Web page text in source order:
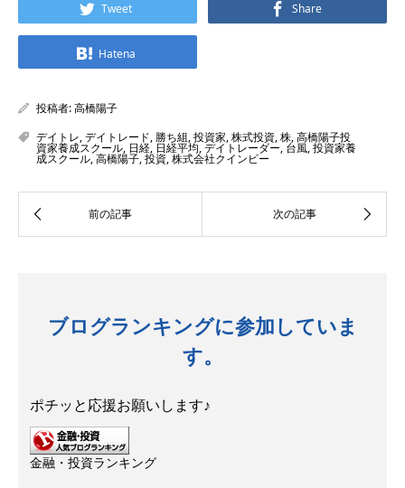
Tweet Share
Hatena
投稿者:高橋陽子
デイトレ,デイトレード, 勝ち組,投資家,株式投資,株,高橋陽子投
資家養成スクール, 日経, 日経平均,デイトレーダー,台風,投資家養
成スクール,高橋陽子,投資,株式会社クインビー
ブログランキングに参加していま
す。
ポチッと応援お願いします♪
金融・投資ランキング